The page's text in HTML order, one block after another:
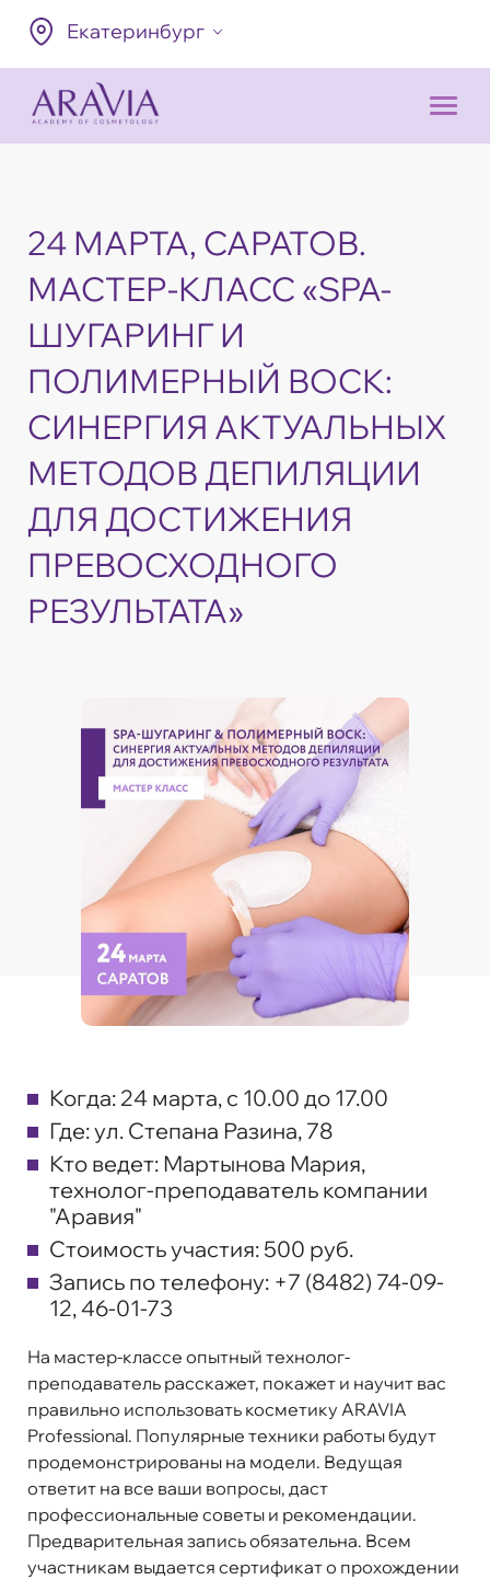
Екатеринбург
24 МАРТА, САРАТОВ.
МАСТЕР-КЛАСС «SPA-
ШУГАРИНГ И
ПОЛИМЕРНЫЙ ВОСК:
СИНЕРГИЯ АКТУАЛЬНЫХ
МЕТОДОВ ДЕПИЛЯЦИИ
ДЛЯ ДОСТИЖЕНИЯ
ПРЕВОСХОДНОГО
РЕЗУЛЬТАТА»
Когда: 24 марта, с 10.00 до 17.00
Где:ул. Степана Разина, 78
Кто ведет: Мартынова Мария,
технолог-преподаватель компании
"Аравия"
Стоимость участия: 500 руб.
Запись по телефону: +7 (8482) 74-09-
12, 46-01-73
На мастер-классе опытный технолог-
преподаватель расскажет, покажет и научит вас
правильно использовать косметику ARAVIA
Professional. Популярные техники работы будут
продемонстрированы на модели. Ведущая
ответит на все ваши вопросы, даст
профессиональные советы и рекомендации.
Предварительная запись обязательна. Всем
участникам выдается сертификат о прохождении